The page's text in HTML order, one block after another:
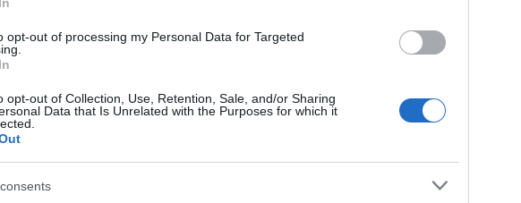
opt-out of processing my Personal Data for Targeted
opt-out of Collection, Use, Retention, Sale, and/or Sharing
Data that Is Unrelated with the Purposes for which it
propria riflessioneNicola Porronel suo
I danni del buonismo” (edito da
si terrà online per iniziativa di Free
indirizzo.
si terrà la seconda puntata dellaCattedra
della società contemporanea a